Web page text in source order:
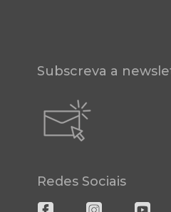
Subscreva a
Redes Sociais